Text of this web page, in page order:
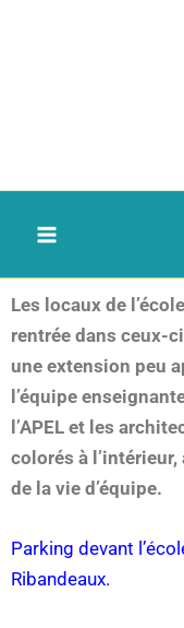
Les locaux de
rentrée dans ceux-
une extension peu
l’équipe
l’APEL et les
colorés à
de la vie d’équipe.
Parking devant
Ribandeaux.